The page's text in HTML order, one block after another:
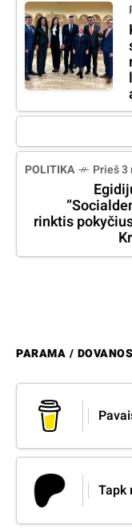
POLITIKA Prieš
rinktis
PARAMA / DOVANOS
Tapk